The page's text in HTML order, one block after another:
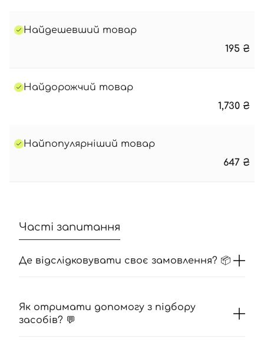
Найдешевший товар
195 ₴
Найдорожчий товар
1,730 ₴
Найпопулярніший товар
647 ₴
Часті запитання
Де відслідковувати своє замовлення? 📦
Як отримати допомогу з підбору
засобів? 💬